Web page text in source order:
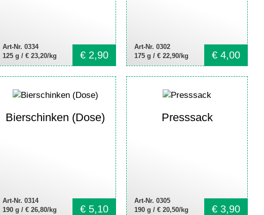
Art-Nr. 0334
125 g / € 23,20/kg € 2,90
Art-Nr. 0302
175 g / € 22,90/kg € 4,00
Bierschinken (Dose)
Art-Nr. 0314
190 g / € 26,80/kg € 5,10
Presssack
Art-Nr. 0305
190 g / € 20,50/kg € 3,90